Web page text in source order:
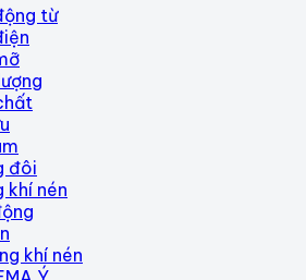
từ
đôi
khí nén
khí nén